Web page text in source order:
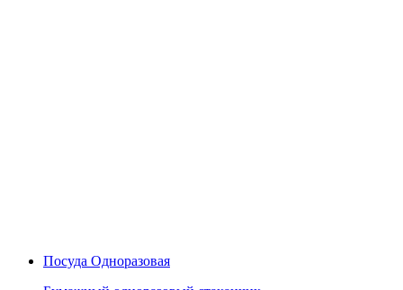
Посуда Одноразовая